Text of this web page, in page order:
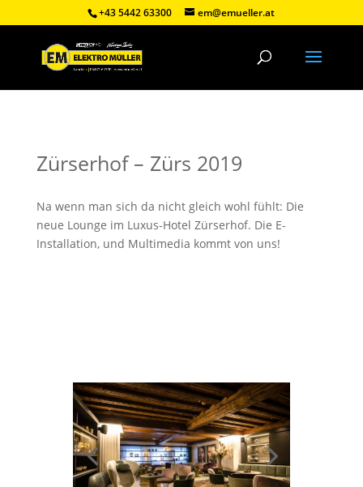
+43 5442 63300 em@emueller.at
Zürserhof – Zürs 2019
Na wenn man sich da nicht gleich wohl fühlt: Die
neue Lounge im Luxus-Hotel Zürserhof. Die E-
Installation, und Multimedia kommt von uns!